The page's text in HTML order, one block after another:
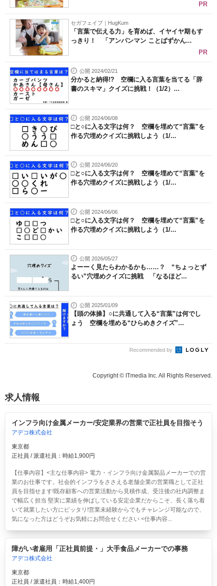
PR
セガフェイブ｜HugKum
「言葉で伝える力」を育めば、イヤイヤ期もす
っきり！ 「アンパンマン ことばずかん...
PR
公開 2024/02/21
分かると納得!? 空欄に入る言葉を当てる「辞
書のスキマ」クイズに挑戦！（1/2）...
公開 2024/06/08
□と○に入る文字は何？ 空欄を埋めて“言葉”を
作る穴埋めクイズに挑戦しよう（1/...
公開 2024/06/20
□と○に入る文字は何？ 空欄を埋めて“言葉”を
作る穴埋めクイズに挑戦しよう（1/...
公開 2024/06/06
□と○に入る文字は何？ 空欄を埋めて“言葉”を
作る穴埋めクイズに挑戦しよう（1/...
公開 2026/05/27
よーーく見たらわかるかも……？ “ちょっとず
るい”穴埋めクイズに挑戦 「なるほど...
公開 2025/01/09
【頭の体操】○に共通して入る“言葉”は何でし
ょう 空欄を埋める“ひらめきクイズ”...
Recommended by
Copyright © ITmedia Inc. All Rights Reserved.
求人情報
インフラ向け金属メーカー/安定業界の営業で正社員を目指そう
アデコ株式会社
東京都
正社員 / 派遣社員：時給1,900円
【仕事内容】<主な仕事内容> 電力・インフラ向け金属製品メーカーでの営
業のお仕事です。社会的インフラをささえる老舗企業の営業職として正社
員を目指せます!既存顧客への営業活動から見積作成、受注後の社内調整ま
で幅広く担当 堅実に業績を伸ばしている安定企業だからこそ、長く落ち着
いて就業したい方にピッタリ!営業未経験からでもチャレンジ可能なので、
気になった方はどうぞお気軽にお問合せください <仕事内容...
障がい者雇用「正社員前提・」大手食品メーカーでの事務
アデコ株式会社
東京都
正社員 / 派遣社員：時給1,400円